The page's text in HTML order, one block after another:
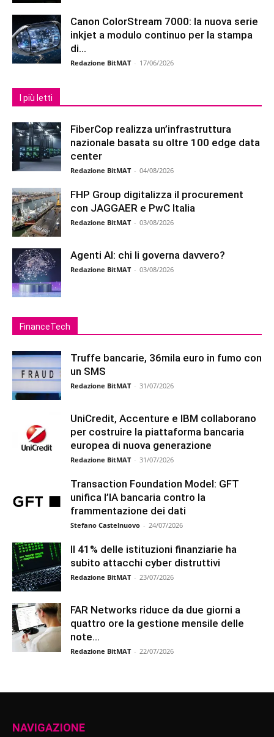
Canon ColorStream 7000: la nuova serie
inkjet a modulo continuo per la stampa
di...
Redazione BitMAT - 17/06/2026
I più letti
FiberCop realizza un’infrastruttura
nazionale basata su oltre 100 edge data
center
Redazione BitMAT - 04/08/2026
FHP Group digitalizza il procurement
con JAGGAER e PwC Italia
Redazione BitMAT - 03/08/2026
Agenti AI: chi li governa davvero?
Redazione BitMAT - 03/08/2026
FinanceTech
Truffe bancarie, 36mila euro in fumo con
un SMS
Redazione BitMAT - 31/07/2026
UniCredit, Accenture e IBM collaborano
per costruire la piattaforma bancaria
europea di nuova generazione
Redazione BitMAT - 31/07/2026
Transaction Foundation Model: GFT
unifica l’IA bancaria contro la
frammentazione dei dati
Stefano Castelnuovo - 24/07/2026
Il 41% delle istituzioni finanziarie ha
subito attacchi cyber distruttivi
Redazione BitMAT - 23/07/2026
FAR Networks riduce da due giorni a
quattro ore la gestione mensile delle
note...
Redazione BitMAT - 22/07/2026
NAVIGAZIONE